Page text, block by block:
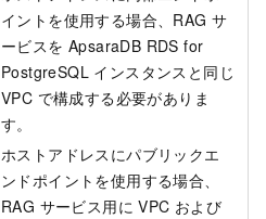
イントを使用する場合、RAG サ
ービスを ApsaraDB RDS for
PostgreSQL インスタンスと同じ
VPC で構成する必要がありま
す。
ホストアドレスにパブリックエ
ンドポイントを使用する場合、
RAG サービス用に VPC および